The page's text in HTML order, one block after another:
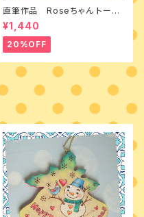
直筆作品 Roseちゃん トール
ペイントとカントリードールのミ
ニボード
¥1,440
20%OFF